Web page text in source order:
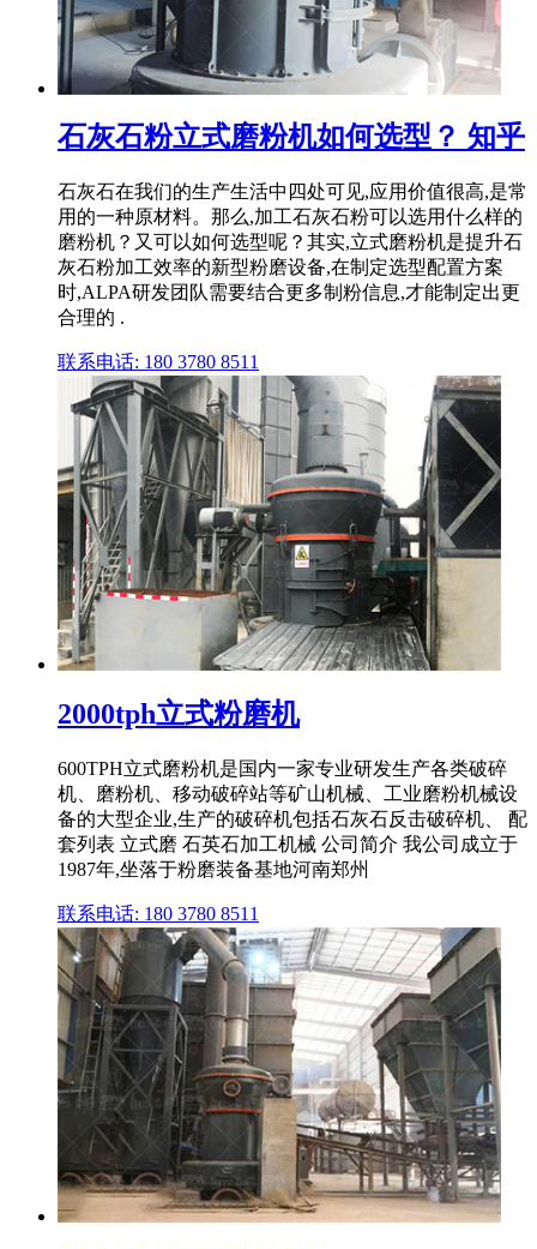
石灰石粉立式磨粉机如何选型？ 知乎
石灰石在我们的生产生活中四处可见,应用价值很高,是常
用的一种原材料。那么,加工石灰石粉可以选用什么样的
磨粉机？又可以如何选型呢？其实,立式磨粉机是提升石
灰石粉加工效率的新型粉磨设备,在制定选型配置方案
时,ALPA研发团队需要结合更多制粉信息,才能制定出更
合理的 .
联系电话: 180 3780 8511
2000tph立式粉磨机
600TPH立式磨粉机是国内一家专业研发生产各类破碎
机、磨粉机、移动破碎站等矿山机械、工业磨粉机械设
备的大型企业,生产的破碎机包括石灰石反击破碎机、 配
套列表 立式磨 石英石加工机械 公司简介 我公司成立于
1987年,坐落于粉磨装备基地河南郑州
联系电话: 180 3780 8511